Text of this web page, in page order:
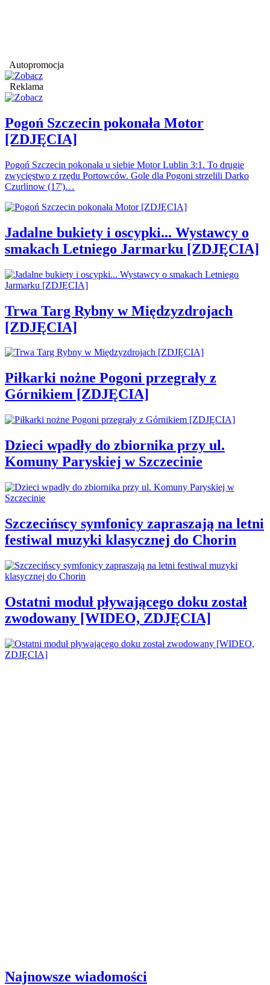
Autopromocja
Reklama
Pogoń Szczecin pokonała Motor
[ZDJĘCIA]
Pogoń Szczecin pokonała u siebie Motor Lublin 3:1. To drugie
zwycięstwo z rzędu Portowców. Gole dla Pogoni strzelili Darko
Czurlinow (17')…
Jadalne bukiety i oscypki... Wystawcy o
smakach Letniego Jarmarku [ZDJĘCIA]
Trwa Targ Rybny w Międzyzdrojach
[ZDJĘCIA]
Piłkarki nożne Pogoni przegrały z
Górnikiem [ZDJĘCIA]
Dzieci wpadły do zbiornika przy ul.
Komuny Paryskiej w Szczecinie
Szczecińscy symfonicy zapraszają na letni
festiwal muzyki klasycznej do Chorin
Ostatni moduł pływającego doku został
zwodowany [WIDEO, ZDJĘCIA]
Najnowsze wiadomości